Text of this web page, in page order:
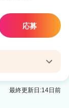
応募
最終更新日:14日前